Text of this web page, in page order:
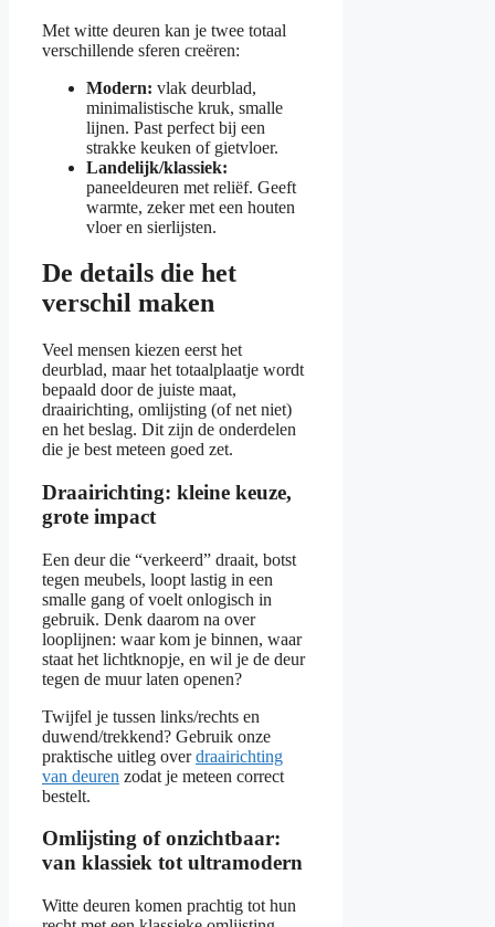
Met witte deuren kan je twee totaal
verschillende sferen creëren:
Modern: vlak deurblad,
minimalistische kruk, smalle
lijnen. Past perfect bij een
strakke keuken of gietvloer.
Landelijk/klassiek:
paneeldeuren met reliëf. Geeft
warmte, zeker met een houten
vloer en sierlijsten.
De details die het
verschil maken
Veel mensen kiezen eerst het
deurblad, maar het totaalplaatje wordt
bepaald door de juiste maat,
draairichting, omlijsting (of net niet)
en het beslag. Dit zijn de onderdelen
die je best meteen goed zet.
Draairichting: kleine keuze,
grote impact
Een deur die “verkeerd” draait, botst
tegen meubels, loopt lastig in een
smalle gang of voelt onlogisch in
gebruik. Denk daarom na over
looplijnen: waar kom je binnen, waar
staat het lichtknopje, en wil je de deur
tegen de muur laten openen?
Twijfel je tussen links/rechts en
duwend/trekkend? Gebruik onze
praktische uitleg overdraairichting
van deuren zodat je meteen correct
bestelt.
Omlijsting of onzichtbaar:
van klassiek tot ultramodern
Witte deuren komen prachtig tot hun